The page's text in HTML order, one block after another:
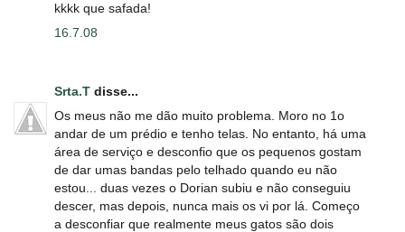
kkkk que safada!
16.7.08
Srta.T disse...
Os meus não me dão muito problema. Moro no 1o
andar de um prédio e tenho telas. No entanto, há uma
área de serviço e desconfio que os pequenos gostam
de dar umas bandas pelo telhado quando eu não
estou... duas vezes o Dorian subiu e não conseguiu
descer, mas depois, nunca mais os vi por lá. Começo
a desconfiar que realmente meus gatos são dois